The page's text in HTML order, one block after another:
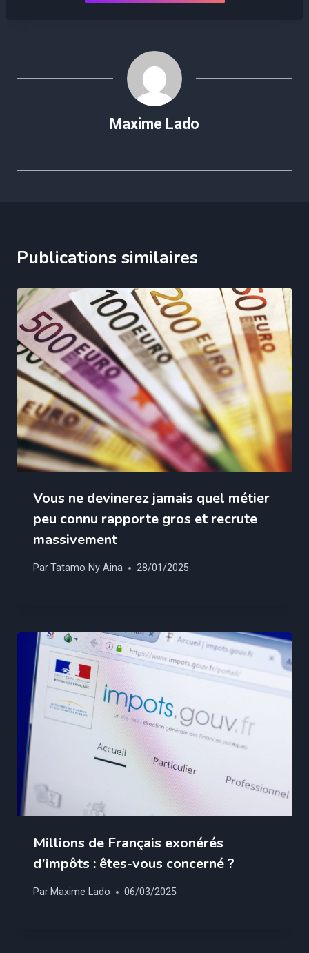
Maxime Lado
Publications similaires
Vous ne devinerez jamais quel métier
peu connu rapporte gros et recrute
massivement
ParTatamo Ny Aina 28/01/2025
Millions de Français exonérés
d’impôts : êtes-vous concerné ?
Par Maxime Lado 06/03/2025